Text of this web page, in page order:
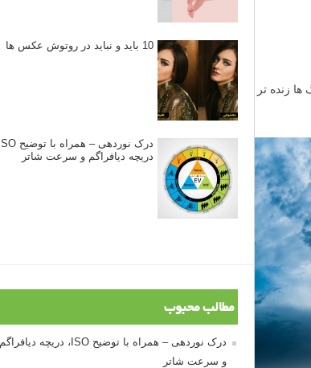
۲۱
و شرایط
آن به
10 باید و نباید در روتوش عکس ها
دریچه دیافراگم و سرعت شاتر
مطالب محبوب
درک نوردهی – همراه با توضیح ISO، دریچه دیافراگم
و سرعت شاتر